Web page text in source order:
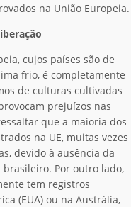
na União Europeia.
cujos países são de
frio, é completamente
de culturas cultivadas
prejuízos nas
que a maioria dos
na UE, muitas vezes
devido à ausência da
Por outro lado,
tem registros
(EUA) ou na Austrália,